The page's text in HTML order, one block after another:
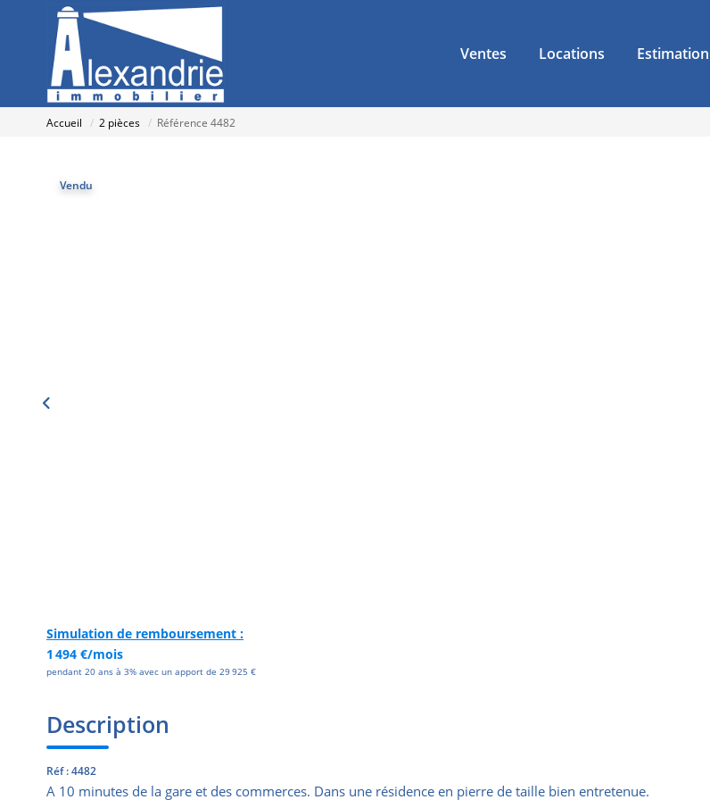
Ventes Locations Estimation
Accueil 2 pièces Référence 4482
Vendu
Simulation de remboursement :
1 494 €/mois
pendant 20 ans à 3% avec un apport de 29 925 €
Description
Réf : 4482
A 10 minutes de la gare et des commerces. Dans une résidence en pierre de taille bien entretenue.